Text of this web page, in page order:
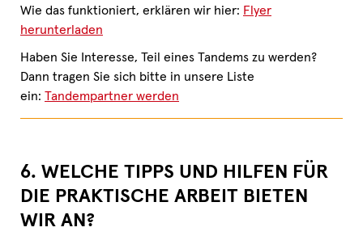
Wie das funktioniert, erklären wir hier: Flyer
herunterladen
Haben Sie Interesse, Teil eines Tandems zu werden?
Dann tragen Sie sich bitte in unsere Liste
ein: Tandempartner werden
6. WELCHE TIPPS UND HILFEN FÜR
DIE PRAKTISCHE ARBEIT BIETEN
WIR AN?